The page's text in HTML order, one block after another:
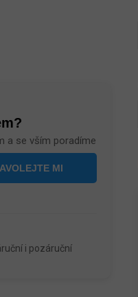
a se vším poradíme
i pozáruční